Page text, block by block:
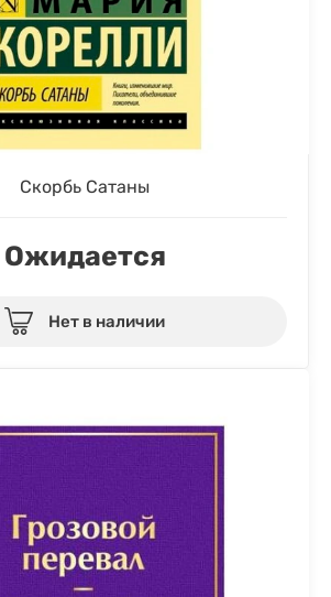
Скорбь Сатаны
Ожидается
Нет в наличии